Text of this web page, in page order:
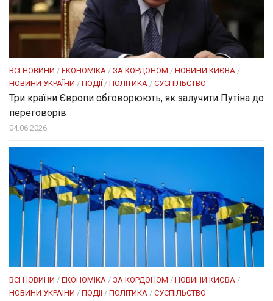
ВСІ НОВИНИ / ЕКОНОМІКА / ЗА КОРДОНОМ / НОВИНИ КИЄВА /
НОВИНИ УКРАЇНИ / ПОДІЇ / ПОЛІТИКА / СУСПІЛЬСТВО
Три країни Європи обговорюють, як залучити Путіна до
переговорів
04.06.2026
ВСІ НОВИНИ / ЕКОНОМІКА / ЗА КОРДОНОМ / НОВИНИ КИЄВА /
НОВИНИ УКРАЇНИ / ПОДІЇ / ПОЛІТИКА / СУСПІЛЬСТВО